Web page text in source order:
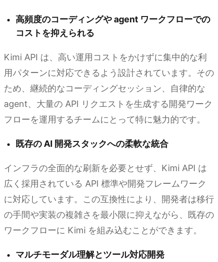
高頻度のコーディングや agent ワークフローでの
コストを抑えられる
Kimi API は、高い運用コストをかけずに集中的な利
用パターンに対応できるよう設計されています。その
ため、継続的なコーディングセッション、自律的な
agent、大量の API リクエストを生成する開発ワーク
フローを運用するチームにとって特に魅力的です。
既存の AI 開発スタックへの柔軟な統合
インフラの全面的な刷新を必要とせず、Kimi API は
広く採用されている API 標準や開発フレームワーク
に対応しています。この互換性により、開発者は移行
の手間や実装の複雑さを最小限に抑えながら、既存の
ワークフローに Kimi を組み込むことができます。
マルチモーダル理解とツール対応開発